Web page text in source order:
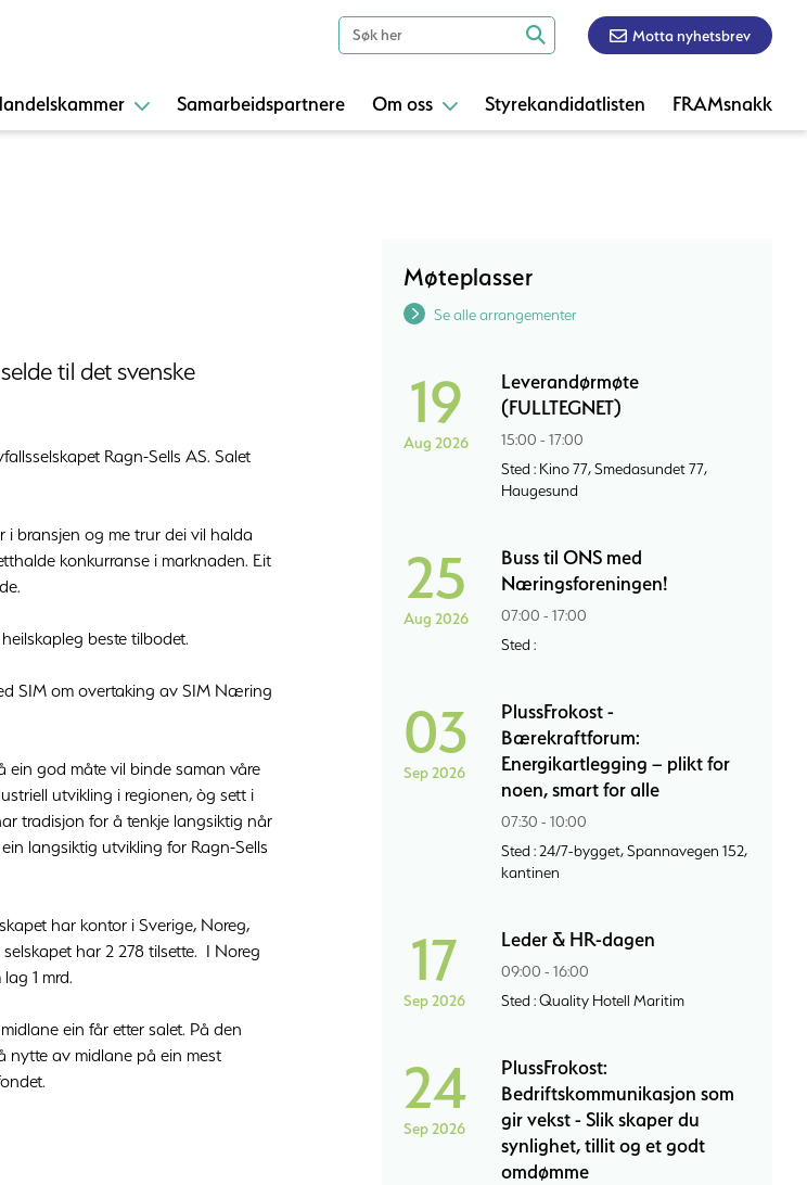
Motta nyhetsbrev
Samarbeidspartnere Om oss Styrekandidatlisten FRAMsnakk
til det svenske
Ragn-Sells AS. Salet
i bransjen og me trur dei vil halda
konkurranse i marknaden. Eit
beste tilbodet.
SIM om overtaking av SIM Næring
ein god måte vil binde saman våre
utvikling i regionen, òg sett i
tradisjon for å tenkje langsiktig når
langsiktig utvikling for Ragn-Sells
har kontor i Sverige, Noreg,
har 2 278 tilsette. I Noreg
1 mrd.
ein får etter salet. På den
nytte av midlane på ein mest
Møteplasser
Se alle arrangementer
19
Aug 2026
Leverandørmøte
(FULLTEGNET)
15:00 - 17:00
Sted : Kino 77, Smedasundet 77,
Haugesund
25
Aug 2026
Buss til ONS med
Næringsforeningen!
07:00 - 17:00
Sted :
03
Sep 2026
PlussFrokost -
Bærekraftforum:
Energikartlegging – plikt for
noen, smart for alle
07:30 - 10:00
Sted : 24/7-bygget, Spannavegen 152,
kantinen
17
Sep 2026
Leder & HR-dagen
09:00 - 16:00
Sted : Quality Hotell Maritim
24
Sep 2026
PlussFrokost:
Bedriftskommunikasjon som
gir vekst - Slik skaper du
synlighet, tillit og et godt
omdømme